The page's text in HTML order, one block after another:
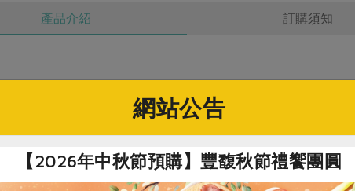
產品介紹 訂購須知
指定原料)
有限公司
網站公告
【2026年中秋節預購】豐馥秋節禮饗團圓